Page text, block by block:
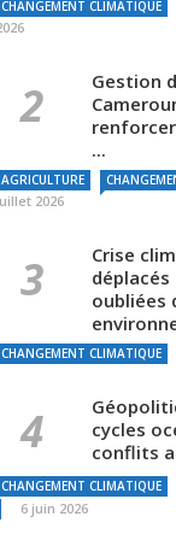
CHANGEMENT CLIMATIQUE
Gestion
...
AGRICULTURE
2026
Crise
oubliées
CHANGEMENT CLIMATIQUE
cycles
conflits
CHANGEMENT CLIMATIQUE
6 juin 2026